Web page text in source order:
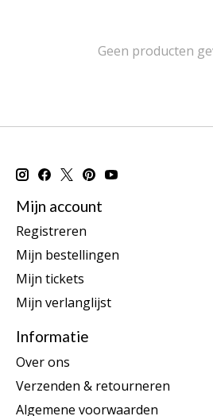
Geen producten
Mijn account
Registreren
Mijn bestellingen
Mijn tickets
Mijn verlanglijst
Informatie
Over ons
Verzenden & retourneren
Algemene voorwaarden